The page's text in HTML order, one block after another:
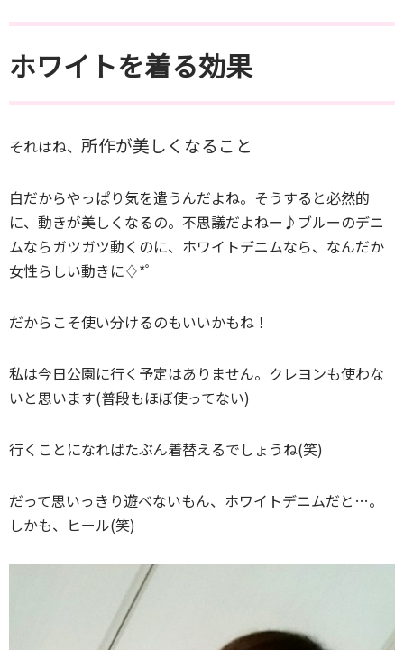
ホワイトを着る効果
それはね、 所作が美しくなること
白だからやっぱり気を遣うんだよね。そうすると必然的
に、動きが美しくなるの。不思議だよねー♪ブルーのデニ
ムならガツガツ動くのに、ホワイトデニムなら、なんだか
女性らしい動きに♢*ﾟ
だからこそ使い分けるのもいいかもね！
私は今日公園に行く予定はありません。クレヨンも使わな
いと思います(普段もほぼ使ってない)
行くことになればたぶん着替えるでしょうね(笑)
だって思いっきり遊べないもん、ホワイトデニムだと…。
しかも、ヒール(笑)